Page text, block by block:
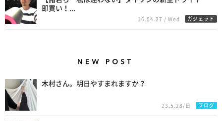
即買い！...
16.04.27 / Wed ガジェット
木村さん。明日やすまれますか？
23.5.28/日 ブログ